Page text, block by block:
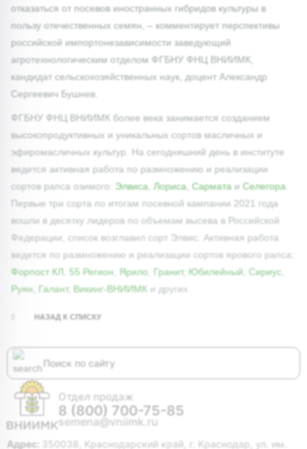
отказаться от посевов иностранных гибридов культуры в
пользу отечественных семян, – комментирует перспективы
российской импортонезависимости заведующий
агротехнологическим отделом ФГБНУ ФНЦ ВНИИМК,
кандидат сельскохозяйственных наук, доцент Александр
Сергеевич Бушнев.
ФГБНУ ФНЦ ВНИИМК более века занимается созданием
высокопродуктивных и уникальных сортов масличных и
эфиромасличных культур. На сегодняшний день в институте
ведется активная работа по размножению и реализации
сортов рапса озимого: Элвиса Лориса Сармата и Селегора
Первые три сорта по итогам посевной кампании 2021 года
вошли в десятку лидеров по объемам высева в Российской
Федерации, список возглавил сорт Элвис. Активная работа
ведется по размножению и реализации сортов ярового рапса:
Форпост КЛ
55 Регион Ярило Гранит, Юбилейный Сириус
Руян Галант, Викинг-ВНИИМК и других.
НАЗАД К СПИСКУ
Отдел продаж
8 (800) 700-75-85
semena@vniimk.ru
Адрес:
350038, Краснодарский край, г. Краснодар, ул. им.